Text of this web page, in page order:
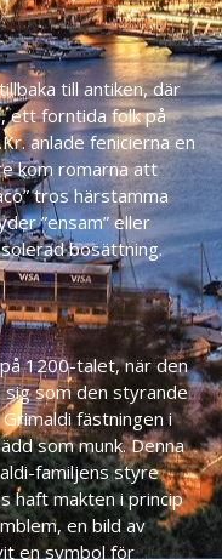
till antiken, där
ett forntida folk på
anlade fenicierna en
kom romarna att
tros härstamma
”ensam” eller
bosättning.
1200-talet, när den
som den styrande
fästningen i
som munk. Denna
familjens styre
haft makten i princip
en bild av
en symbol för